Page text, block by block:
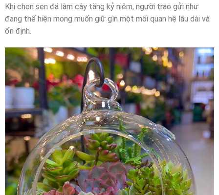
Khi chọn sen đá làm cây tặng kỷ niệm, người trao gửi như
đang thể hiện mong muốn giữ gìn một mối quan hệ lâu dài và
ổn định.